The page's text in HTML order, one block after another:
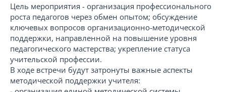
Цель мероприятия - организация профессионального
роста педагогов через обмен опытом; обсуждение
ключевых вопросов организационно-методической
поддержки, направленной на повышение уровня
педагогического мастерства; укрепление статуса
учительской профессии.
В ходе встречи будут затронуты важные аспекты
методической поддержки учителя: